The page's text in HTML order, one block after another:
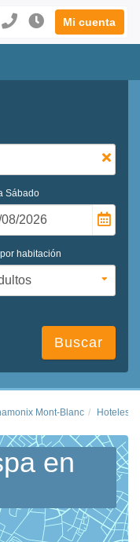
Mi cuenta
Sábado
habitación
Buscar
Mont-Blanc Hoteles
en